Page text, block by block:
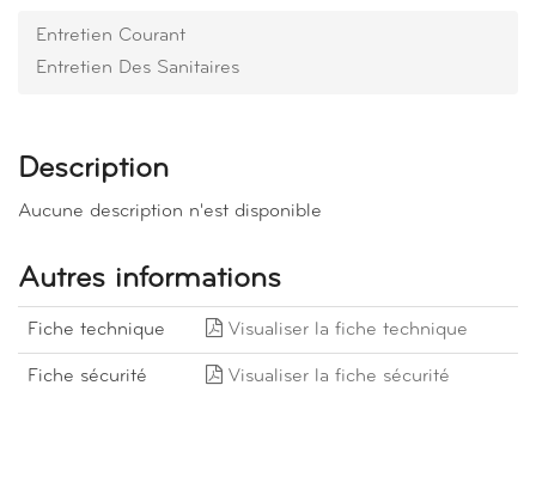
Entretien Courant
Entretien Des Sanitaires
Description
Aucune description n'est disponible
Autres informations
Fiche technique Visualiser la fiche technique
Fiche sécurité Visualiser la fiche sécurité